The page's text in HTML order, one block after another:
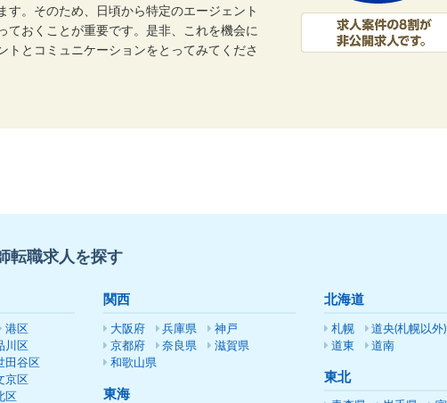
す。そのため、日頃から特定のエージェント
ておくことが重要です。是非、これを機会に
トとコミュニケーションをとってみてくださ
転職求人を探す
港区
川区
田谷区
京区
区
関西
大阪府 兵庫県
神戸
京都府
奈良県
滋賀県
和歌山県
東海
北海道
札幌 道央(札幌以外)
道東
道南
東北